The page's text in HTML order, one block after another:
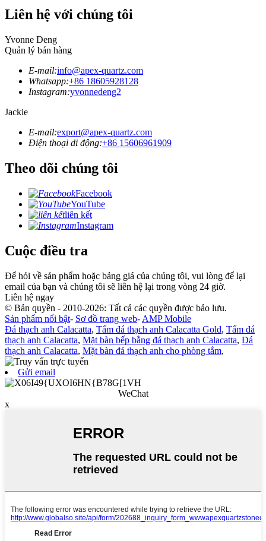
Liên hệ với chúng tôi
Yvonne Deng
Quản lý bán hàng
E-mail:info@apex-quartz.com
Whatsapp:+86 18605928128
Instagram:yvonnedeng2
Jackie
E-mail:export@apex-quartz.com
Điện thoại di động:+86 15606961909
Theo dõi chúng tôi
Facebook
YouTube
liên kết
Instagram
Cuộc điều tra
Để hỏi về sản phẩm hoặc bảng giá của chúng tôi, vui lòng để lại
email của bạn và chúng tôi sẽ liên hệ lại trong vòng 24 giờ.
Liên hệ ngay
© Bản quyền - 2010-2026: Tất cả các quyền được bảo lưu.
Sản phẩm nổi bật- Sơ đồ trang web- AMP Mobile
Đá thạch anh Calacatta, Tấm đá thạch anh Calacatta Gold, Tấm đá
thạch anh Calacatta, Mặt bàn bếp bằng đá thạch anh Calacatta, Đá
thạch anh Calacatta, Mặt bàn đá thạch anh cho phòng tắm,
Gửi email
WeChat
x